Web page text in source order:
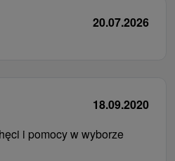
20.07.2026
18.09.2020
i pomocy w wyborze